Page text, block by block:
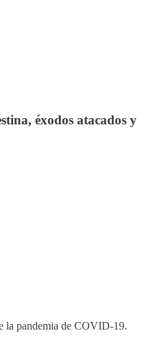
éxodos atacados y
la pandemia de COVID-19.